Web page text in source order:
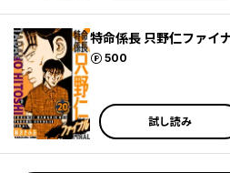
特命係長 只野仁ファ
500
ポイント
試し読み